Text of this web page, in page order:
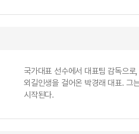
국가대표 선수에서 대표팀 감독으
외길인생을 걸어온 박경래 대표. 그
시작된다.